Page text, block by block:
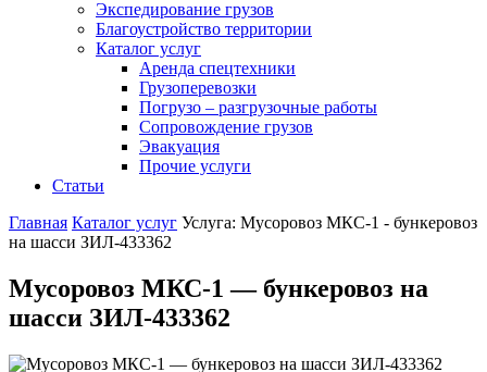
Экспедирование грузов
Благоустройство территории
Каталог услуг
Аренда спецтехники
Грузоперевозки
Погрузо – разгрузочные работы
Сопровождение грузов
Эвакуация
Прочие услуги
Статьи
Главная Каталог услуг Услуга: Мусоровоз МКС-1 - бункеровоз
на шасси ЗИЛ-433362
Мусоровоз МКС-1 — бункеровоз на
шасси ЗИЛ-433362